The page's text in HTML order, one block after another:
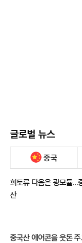
글로벌 뉴스
중국
희토류 다음은 광모듈…
산
중국산 에어콘을 웃돈